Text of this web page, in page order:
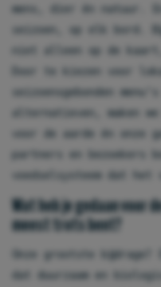
mens, dier én natuur.
seizoen, op elk bord.
niet alleen op de
Door te kiezen voor
seizoensgebonden
alternatieven, maken
voor de aarde én onze
partners en bezoekers
voedselsysteem dat het
Wat heb je gedaan voor
meest trots bent?
Onze grootste
dat duurzaam en